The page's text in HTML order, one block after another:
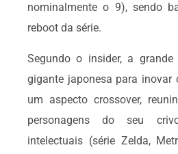
nominalmente o 9), sendo
reboot da série.
Segundo o insider, a
gigante japonesa para inovar
um aspecto crossover,
personagens do seu
intelectuais (série Zelda,